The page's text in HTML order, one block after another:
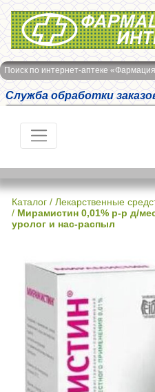
Интернет-аптека Фармация
Поиск по интернет-аптеке
Служба обработки
Каталог / Лекарственные
/ Мирамистин 0,01% р-р д/
уролог и нас-распыл